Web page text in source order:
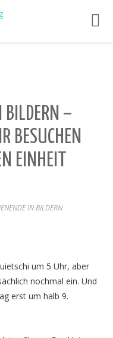
–
BESUCHEN
EINHEIT
IN BILDERN
um 5 Uhr, aber
nochmal ein. Und
erst um halb 9.